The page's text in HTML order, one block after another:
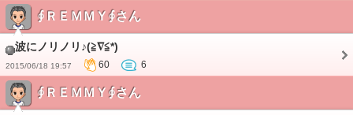
∮ＲＥＭＭＹ∮さん
波にノリノリ♪(≧∇≦*)
2015/06/18 19:57 60 6
∮ＲＥＭＭＹ∮さん